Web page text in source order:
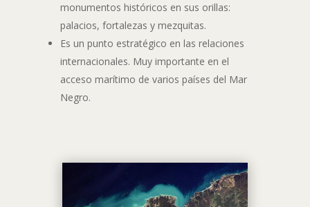
monumentos históricos en sus orillas:
palacios, fortalezas y mezquitas.
Es un punto estratégico en las relaciones
internacionales. Muy importante en el
acceso marítimo de varios países del Mar
Negro.